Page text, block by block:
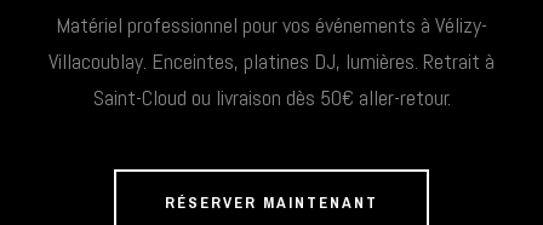
Matériel professionnel pour vos événements à Vélizy-
Villacoublay. Enceintes, platines DJ, lumières. Retrait à
Saint-Cloud ou livraison dès 50€ aller-retour.
RÉSERVER MAINTENANT